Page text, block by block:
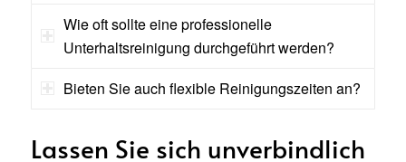
Wie oft sollte eine professionelle
Unterhaltsreinigung durchgeführt werden?
Bieten Sie auch flexible Reinigungszeiten an?
Lassen Sie sich unverbindlich